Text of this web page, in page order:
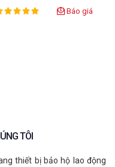
Rating: Báo giá
TÔI
thiết bị bảo hộ lao động